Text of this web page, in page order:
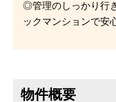
◎管理のしっかり行
ックマンションで安
物件概要